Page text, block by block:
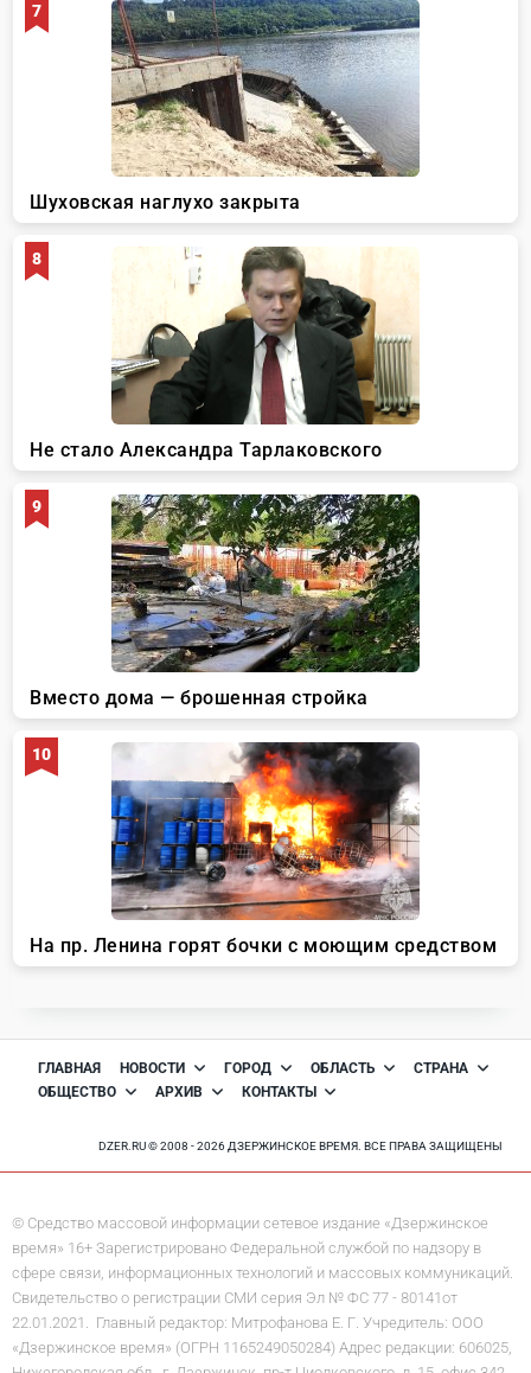
ГЛАВНАЯ НОВОСТИ ГОРОД ОБЛАСТЬ
СТРАНА
ОБЩЕСТВО
АРХИВ КОНТАКТЫ
DZER.RU © 2008 - 2026 ДЗЕРЖИНСКОЕ ВРЕМЯ. ВСЕ ПРАВА ЗАЩИЩЕНЫ
© Средство массовой информации сетевое издание «Дзержинское
время» 16+ Зарегистрировано Федеральной службой по надзору в
сфере связи, информационных технологий и массовых коммуникаций.
Свидетельство о регистрации СМИ серия Эл № ФС 77 - 80141от
22.01.2021. Главный редактор: Митрофанова Е. Г. Учредитель: ООО
«Дзержинское время» (ОГРН 1165249050284) Адрес редакции: 606025,